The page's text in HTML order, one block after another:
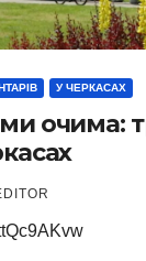
У ЧЕРКАСАХ
очима: